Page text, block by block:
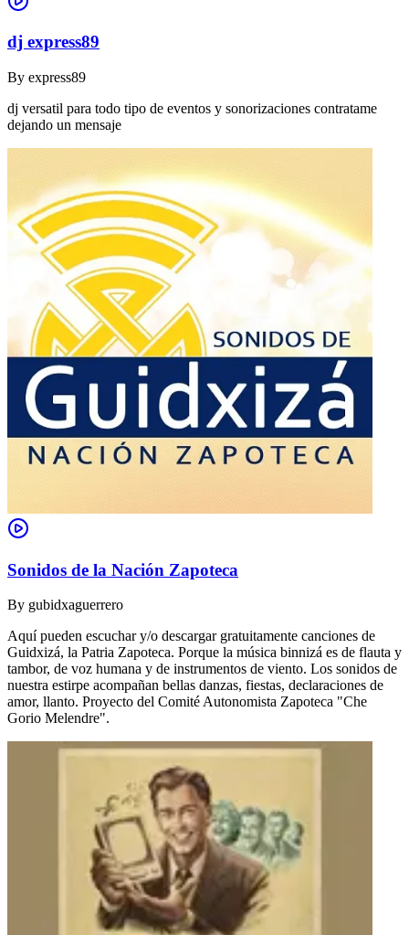
dj express89
By express89
dj versatil para todo tipo de eventos y sonorizaciones contratame
dejando un mensaje
Sonidos de la Nación Zapoteca
By gubidxaguerrero
Aquí pueden escuchar y/o descargar gratuitamente canciones de
Guidxizá, la Patria Zapoteca. Porque la música binnizá es de flauta y
tambor, de voz humana y de instrumentos de viento. Los sonidos de
nuestra estirpe acompañan bellas danzas, fiestas, declaraciones de
amor, llanto. Proyecto del Comité Autonomista Zapoteca "Che
Gorio Melendre".